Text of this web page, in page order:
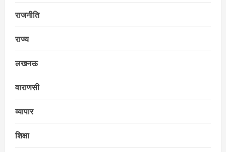
राजनीति
राज्य
लखनऊ
वाराणसी
व्यापार
शिक्षा